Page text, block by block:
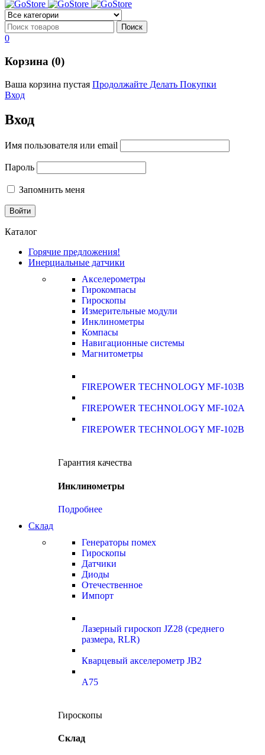
0
Корзина (0)
Ваша корзина пустая Продолжайте Делать Покупки
Вход
Вход
Имя пользователя или email
Пароль
Запомнить меня
Каталог
Горячие предложения!
Инерциальные датчики
Акселерометры
Гирокомпасы
Гироскопы
Измерительные модули
Инклинометры
Компасы
Навигационные системы
Магнитометры
FIREPOWER TECHNOLOGY MF-103B
FIREPOWER TECHNOLOGY MF-102A
FIREPOWER TECHNOLOGY MF-102B
Гарантия качества
Инклинометры
Подробнее
Склад
Генераторы помех
Гироскопы
Датчики
Диоды
Отечественное
Импорт
Лазерный гироскоп JZ28 (среднего
размера, RLR)
Кварцевый акселерометр JB2
A75
Гироскопы
Склад